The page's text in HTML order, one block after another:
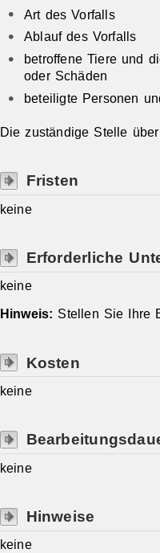
Art des Vorfalls
Ablauf des Vorfalls
betroffene Tiere und
oder Schäden
beteiligte Personen
Die zuständige Stelle
Fristen
keine
Erforderliche
keine
Hinweis: Stellen Sie Ihre
Kosten
keine
keine
Hinweise
keine